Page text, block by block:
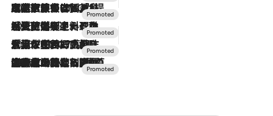
2026.7.31
【ホテル帰省】という選択肢をOMOが提案。家族とほどよい距離を保つには「昼は実家、夜は気兼ねなくホテルで！」
2026.7.24
【夏限定ディナーコース】旬を迎える稚鮎や花ズッキーニなどをイタリア・トスカーナの郷土料理の手法で満喫！
2026.7.17
「土佐和ハーブかき氷」がOMO7高知に登場！生姜、山椒、大葉など目にも舌にも涼を呼ぶ郷土の味
2026.7.10
NEW OPEN！【界 草津】名湯の地に誕生。趣の異なる2種の温泉と上州ならではの会席・蕎麦割烹など美食を味わう究極の癒やし旅